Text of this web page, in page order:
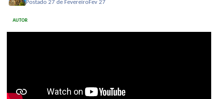
Postado27 de FevereiroFev 27
AUTOR